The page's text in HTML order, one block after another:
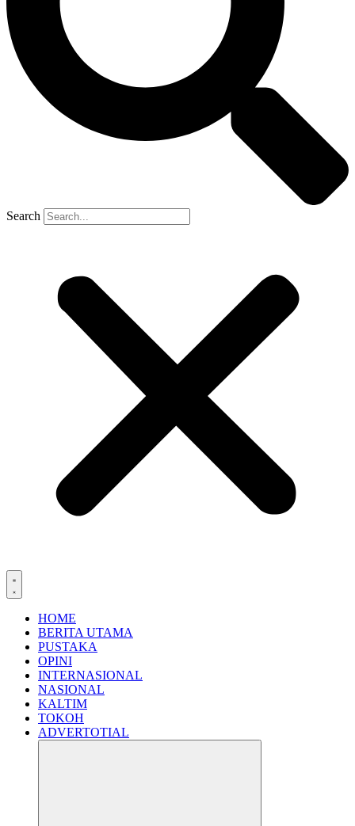
Search
HOME
BERITA UTAMA
PUSTAKA
OPINI
INTERNASIONAL
NASIONAL
KALTIM
TOKOH
ADVERTOTIAL